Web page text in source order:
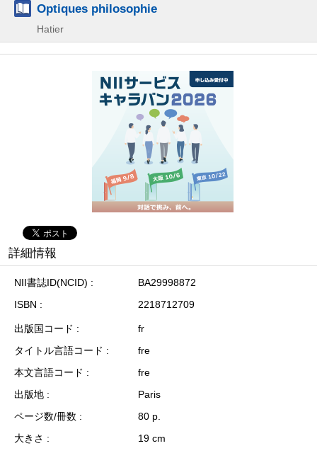
Optiques philosophie
Hatier
詳細情報
NII書誌ID(NCID)
BA29998872
ISBN
2218712709
出版国コード
fr
タイトル言語コード
fre
本文言語コード
fre
出版地
Paris
ページ数/冊数
80 p.
大きさ
19 cm